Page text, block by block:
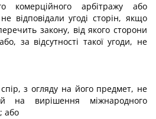
комерційного арбітражу або
відповідали угоді сторін, якщо
закону, від якого сторони
за відсутності такої угоди, не
з огляду на його предмет, не
на вирішення міжнародного
або